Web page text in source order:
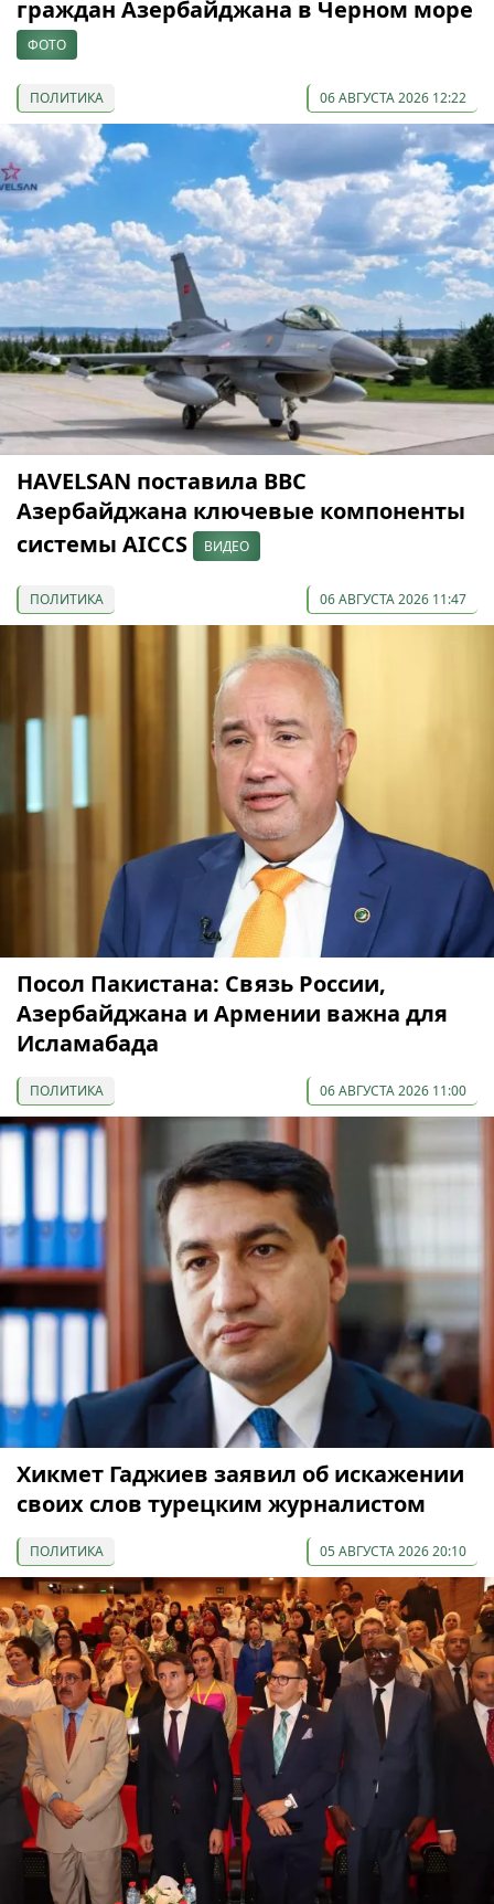
граждан Азербайджана в Черном море
ФОТО
ПОЛИТИКА 06 АВГУСТА 2026 12:22
HAVELSAN поставила ВВС
Азербайджана ключевые компоненты
системы AICCS
ВИДЕО
ПОЛИТИКА 06 АВГУСТА 2026 11:47
Посол Пакистана: Связь России,
Азербайджана и Армении важна для
Исламабада
ПОЛИТИКА 06 АВГУСТА 2026 11:00
Хикмет Гаджиев заявил об искажении
своих слов турецким журналистом
ПОЛИТИКА 05 АВГУСТА 2026 20:10